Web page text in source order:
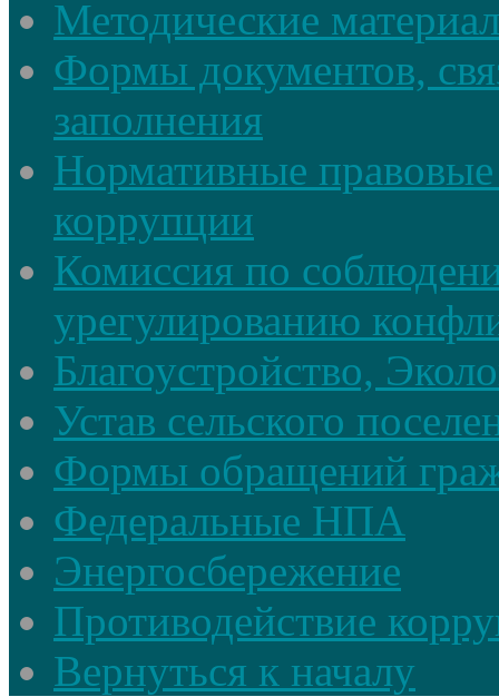
Методические
Формы документов,
заполнения
Нормативные
коррупции
Комиссия по
урегулированию
Благоустройство,
Устав сельского
Формы обращений
Федеральные НПА
Энергосбережение
Противодействие
Вернуться к началу